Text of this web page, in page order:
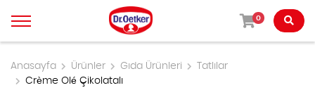
0
Anasayfa Ürünler Gıda Ürünleri
Tatlılar
Crème Olé Çikolatalı